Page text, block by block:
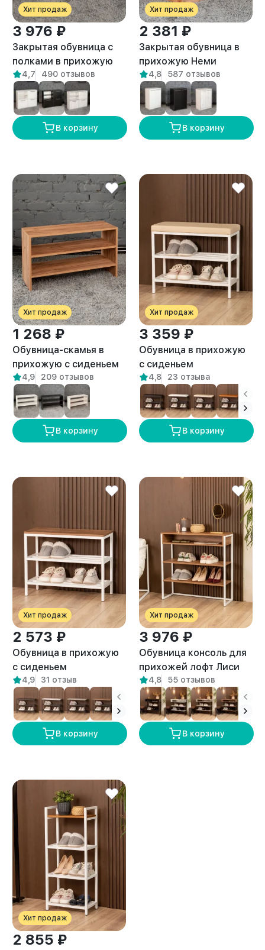
Хит продаж
3 976 ₽
Закрытая обувница с
полками в прихожую
Талла амаретто
4,7 490 отзывов
В корзину
Хит продаж
2 381 ₽
Закрытая обувница в
прихожую Неми
амаретто
4,8 587 отзывов
В корзину
Хит продаж
1 268 ₽
Обувница-скамья в
прихожую с сиденьем
Окана амаретто
4,9 209 отзывов
В корзину
Хит продаж
3 359 ₽
Обувница в прихожую
с сиденьем
металлическая Джуно
белый/бежевый
4,8 23 отзыва
В корзину
Хит продаж
2 573 ₽
Обувница в прихожую
с сиденьем
металлическая Марра
белый/амаретто
4,9 31 отзыв
В корзину
Хит продаж
3 976 ₽
Обувница консоль для
прихожей лофт Лиси
белый/амаретто
4,8 55 отзывов
В корзину
Хит продаж
2 855 ₽